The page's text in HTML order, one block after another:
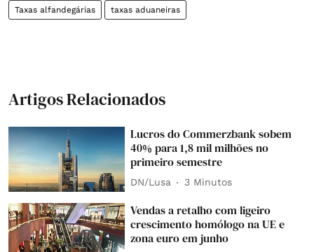
Taxas alfandegárias taxas aduaneiras
Artigos Relacionados
Lucros do Commerzbank sobem
40% para 1,8 mil milhões no
primeiro semestre
DN/Lusa 3 Minutos
Vendas a retalho com ligeiro
crescimento homólogo na UE e
zona euro em junho